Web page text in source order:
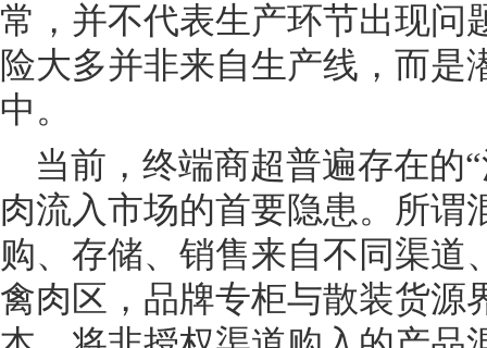
常，并不代表生产环节出现问
险大多并非来自生产线，而是
中。
当前，终端商超普遍存在的
肉流入市场的首要隐患。所谓
购、存储、销售来自不同渠道
禽肉区，品牌专柜与散装货源